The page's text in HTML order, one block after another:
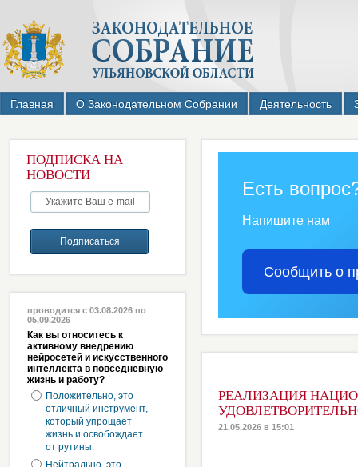
Главная О Законодательном Собрании Деятельность
ПОДПИСКА НА
НОВОСТИ
проводится с 03.08.2026 по
05.09.2026
Как вы относитесь к
активному внедрению
нейросетей и искусственного
интеллекта в повседневную
жизнь и работу?
Положительно, это
отличный инструмент,
который упрощает
жизнь и освобождает
от рутины.
Нейтрально, это
Есть
Напишите нам
Сообщить о
РЕАЛИЗАЦИЯ
21.05.2026 в 15:01